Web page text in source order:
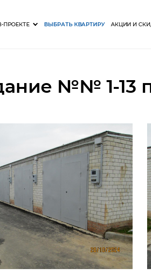
ПРОЕКТЕ ВЫБРАТЬ КВАРТИРУ АКЦИИ И
№№ 1-13